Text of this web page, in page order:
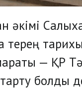
әкімі
терең
— ҚР
болды